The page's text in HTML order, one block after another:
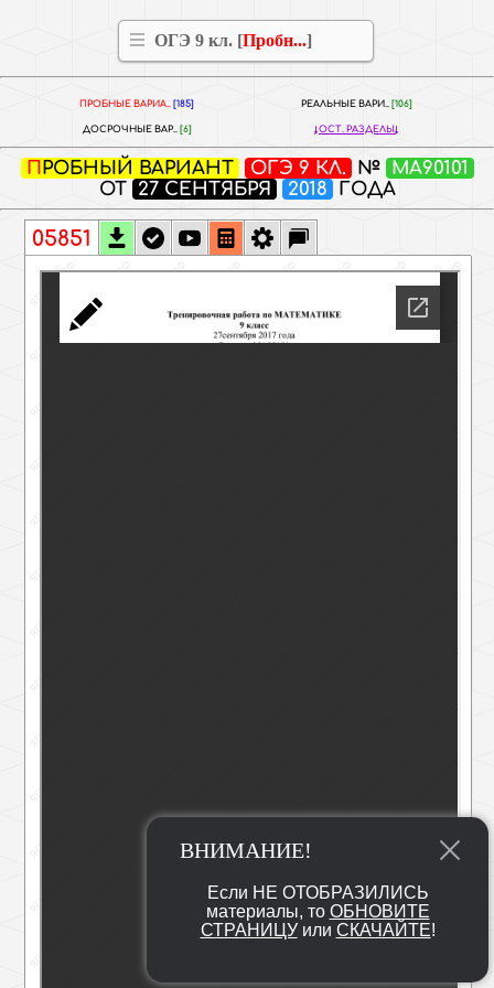
ВНИМАНИЕ!
Если НЕ ОТОБРАЗИЛИСЬ
материалы, то ОБНОВИТЕ
СТРАНИЦУ или СКАЧАЙТЕ!
ОГЭ 9 кл. [Пробн...]
ПРОБНЫЕ ВАРИА.. [185] РЕАЛЬНЫЕ ВАРИ.. [106]
ДОСРОЧНЫЕ ВАР.. [6] ОСТ. РАЗДЕЛЫ
ПРОБНЫЙ ВАРИАНТ ОГЭ 9 КЛ. № МА90101
ОТ 27 СЕНТЯБРЯ 2018 ГОДА
05851